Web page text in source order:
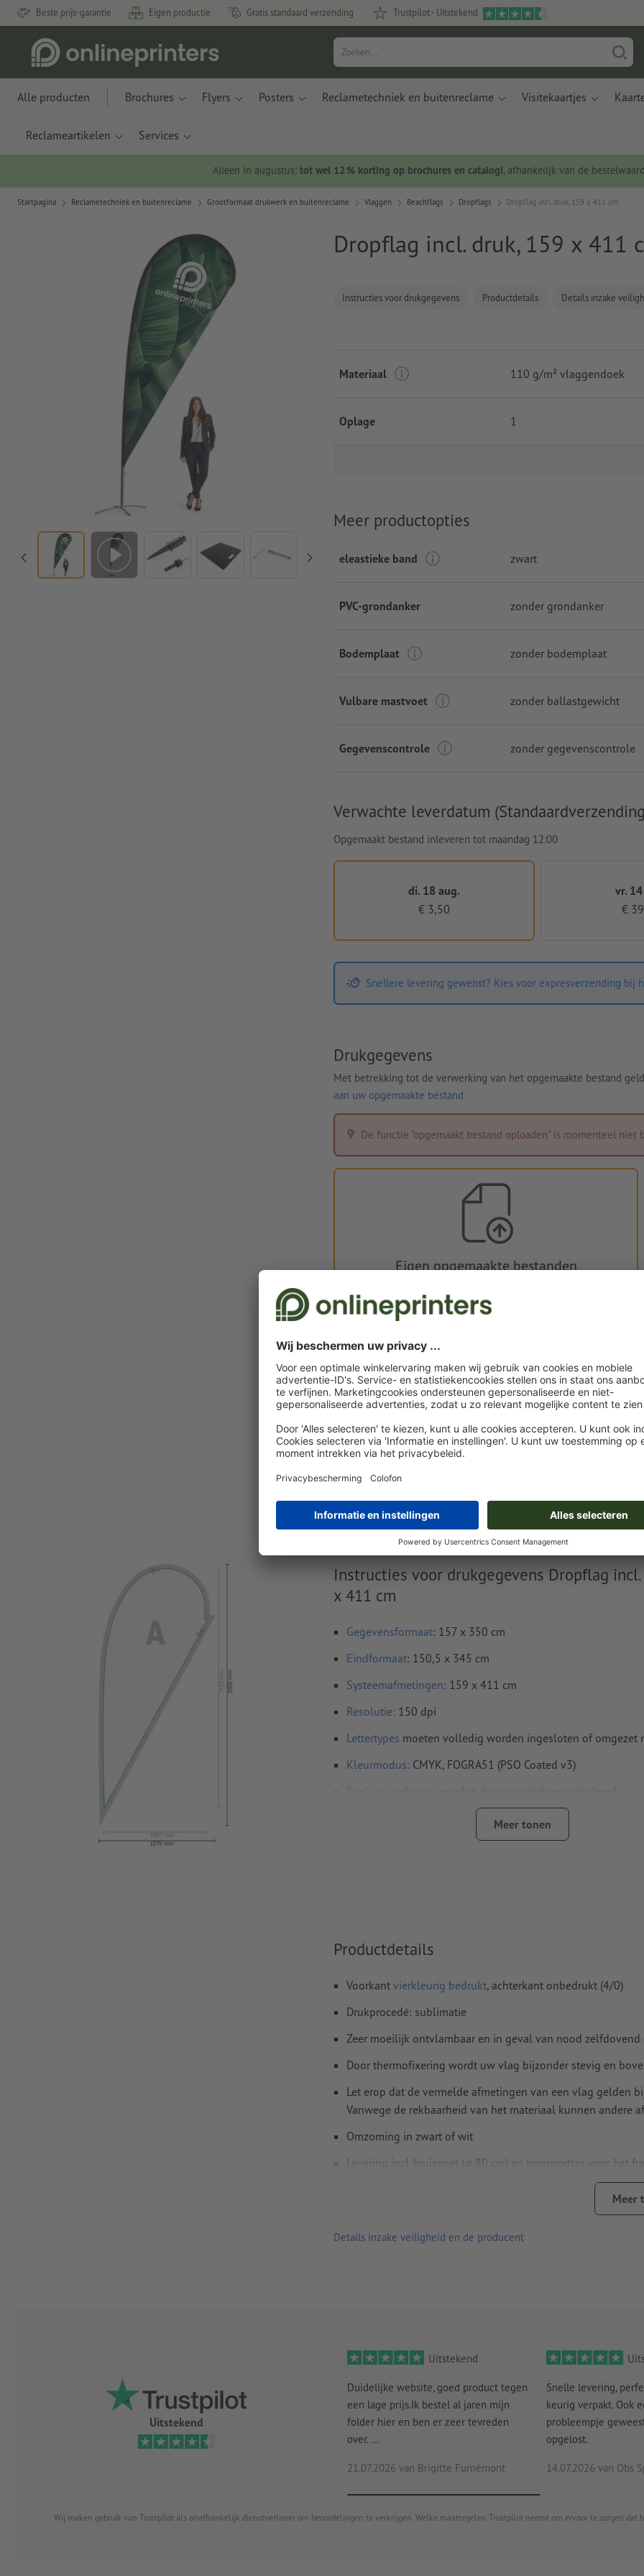
Beste prijs-garantie Eigen productie Gratis standaard verzending Trustpilot - Uitstekend
Alle producten Brochures Flyers Posters Reclametechniek en buitenreclame Visitekaartjes
Reclameartikelen Services
Alleen in augustus: tot wel 12 % korting op brochures en catalogi, afhankelijk van de
Startpagina Reclametechniek en buitenreclame Grootformaat drukwerk en buitenreclame Vlaggen Beachflags Dropflags Dropflag incl. druk, 159 x 411 cm
Dropflag incl. druk, 159 x 411
Instructies voor drukgegevens Productdetails Details inzake
Materiaal 110 g/m² vlaggendoek
Oplage 1
Meer productopties
eleastieke band zwart
PVC-grondanker zonder grondanker
Bodemplaat zonder bodemplaat
Vulbare mastvoet zonder ballastgewicht
Gegevenscontrole zonder gegevenscontrole
Verwachte leverdatum
Opgemaakt bestand inleveren tot maandag 12:00
di. 18 aug.
€ 3,50
vr.
€
Snellere levering gewenst? Kies voor expresverzending bij
Drukgegevens
Met betrekking tot de verwerking van het opgemaakte bestand
aan uw opgemaakte bestand
De functie "opgemaakt bestand oploaden" is momenteel niet
Eigen opgemaakte bestanden
U kunt uw opgemaakte bestanden vóór of na aankoop
Nu uploaden
Levering circa:
di. 18 aug.
Instructies voor drukgegevens Dropflag incl.
x 411 cm
Gegevensformaat: 157 x 350 cm
Eindformaat: 150,5 x 345 cm
Systeemafmetingen: 159 x 411 cm
Resolutie: 150 dpi
Lettertypes moeten volledig worden ingesloten of omgezet
Kleurmodus: CMYK, FOGRA51 (PSO Coated v3)
worden door ons niet gecontroleerd
worden door ons niet gecontroleerd
worden verwijderd en niet afgedrukt
Meer tonen
Productdetails
Voorkant vierkleurig bedrukt, achterkant onbedrukt (4/0)
Drukprocedé: sublimatie
Zeer moeilijk ontvlambaar en in geval van nood zelfdovend
Door thermofixering wordt uw vlag bijzonder stevig en
Let erop dat de vermelde afmetingen van een vlag gelden
Vanwege de rekbaarheid van het materiaal kunnen andere
Omzoming in zwart of wit
Levering incl. kruisvoet (∅ 80 cm) en transporttas voor het
PVC-grondankers voor zachte bodem, zand en sneeuw
Bodemplaat 55 x 55 cm (ca. 12,5 kg)
Meer
Details inzake veiligheid en de producent
Uitstekend
Uitstekend
Duidelijke website, goed product tegen
een lage prijs.Ik bestel al jaren mijn
folder hier en ben er zeer tevreden
over. ...
21.07.2026 van Brigitte Furnèmont
Snelle levering,
keurig verpakt. Ook
probleempje
opgelost.
14.07.2026 van Obs
Wij maken gebruik van Trustpilot als onafhankelijk dienstverlener om beoordelingen te verkrijgen. Welke maatregelen Trustpilot neemt om ervoor te zorgen dat